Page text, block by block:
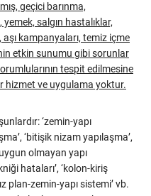
geçici barınma,
salgın hastalıklar,
aşı kampanyaları, temiz içme
etkin sunumu gibi sorunlar
tespit edilmesine
hizmet ve uygulama yoktur.
‘zemin-yapı
‘bitişik nizam yapılaşma’,
olmayan yapı
hataları’, ‘kolon-kiriş
plan-zemin-yapı sistemi’ vb.